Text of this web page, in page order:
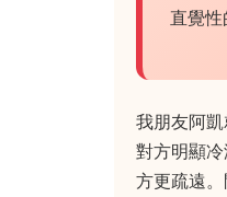
直覺性
我朋友阿
對方明顯
方更疏遠